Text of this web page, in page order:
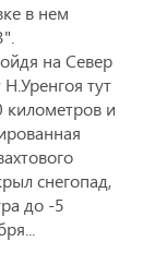
в нем
на Север
тут
километров и
снегопад,
до -5